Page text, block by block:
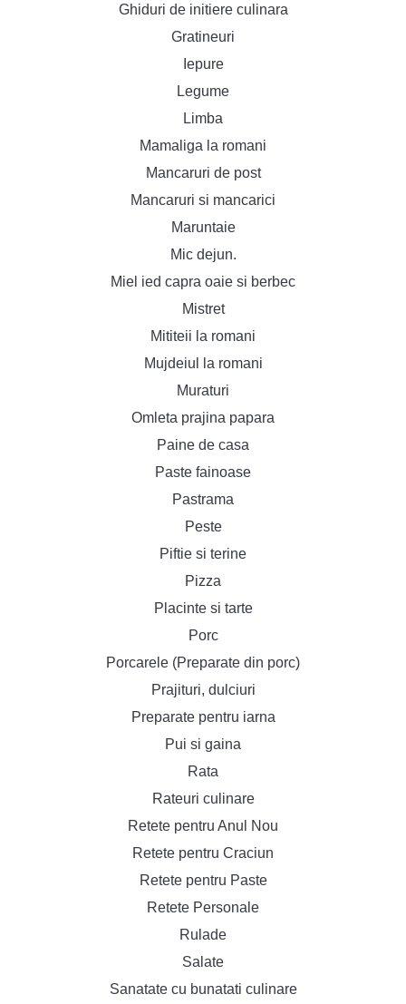
Ghiduri de initiere culinara
Gratineuri
Iepure
Legume
Limba
Mamaliga la romani
Mancaruri de post
Mancaruri si mancarici
Maruntaie
Mic dejun.
Miel ied capra oaie si berbec
Mistret
Mititeii la romani
Mujdeiul la romani
Muraturi
Omleta prajina papara
Paine de casa
Paste fainoase
Pastrama
Peste
Piftie si terine
Pizza
Placinte si tarte
Porc
Porcarele (Preparate din porc)
Prajituri, dulciuri
Preparate pentru iarna
Pui si gaina
Rata
Rateuri culinare
Retete pentru Anul Nou
Retete pentru Craciun
Retete pentru Paste
Retete Personale
Rulade
Salate
Sanatate cu bunatati culinare